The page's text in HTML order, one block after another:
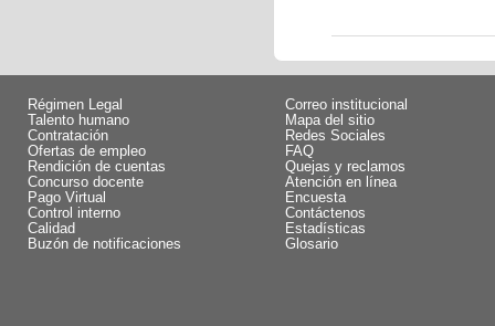
Régimen Legal
Talento humano
Contratación
Ofertas de empleo
Rendición de cuentas
Concurso docente
Pago Virtual
Control interno
Calidad
Buzón de notificaciones
Correo institucional
Mapa del sitio
Redes Sociales
FAQ
Quejas y reclamos
Atención en línea
Encuesta
Contáctenos
Estadísticas
Glosario